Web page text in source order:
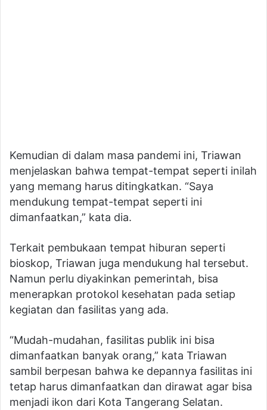
Kemudian di dalam masa pandemi ini, Triawan
menjelaskan bahwa tempat-tempat seperti inilah
yang memang harus ditingkatkan. “Saya
mendukung tempat-tempat seperti ini
dimanfaatkan,” kata dia.
Terkait pembukaan tempat hiburan seperti
bioskop, Triawan juga mendukung hal tersebut.
Namun perlu diyakinkan pemerintah, bisa
menerapkan protokol kesehatan pada setiap
kegiatan dan fasilitas yang ada.
“Mudah-mudahan, fasilitas publik ini bisa
dimanfaatkan banyak orang,” kata Triawan
sambil berpesan bahwa ke depannya fasilitas ini
tetap harus dimanfaatkan dan dirawat agar bisa
menjadi ikon dari Kota Tangerang Selatan.